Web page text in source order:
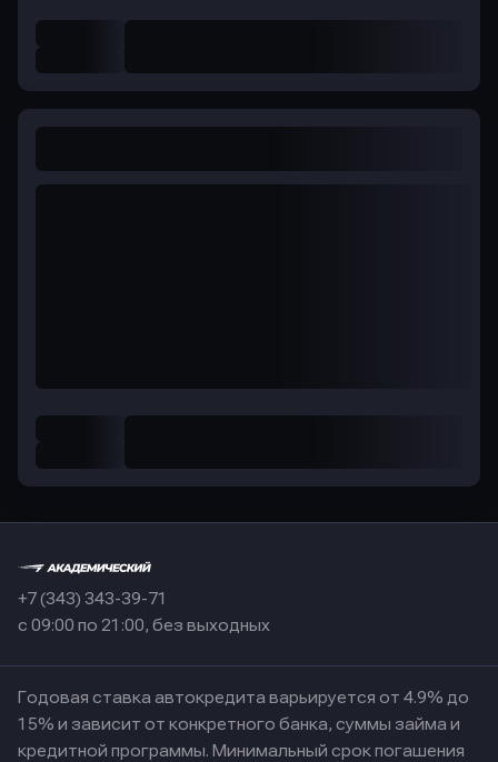
+7 (343) 343-39-71
с 09:00 по 21:00, без выходных
Годовая ставка автокредита варьируется от 4.9% до
15% и зависит от конкретного банка, суммы займа и
кредитной программы. Минимальный срок погашения